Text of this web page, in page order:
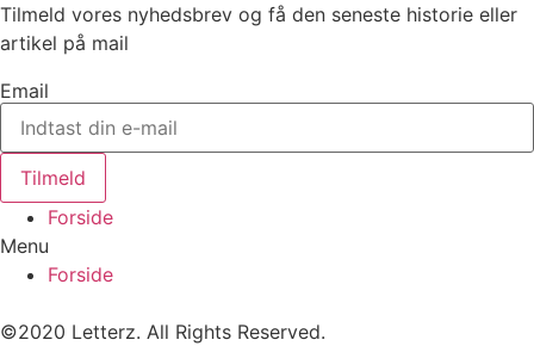
Tilmeld vores nyhedsbrev og få den seneste historie eller
artikel på mail
Email
Tilmeld
Forside
Menu
Forside
©2020 Letterz. All Rights Reserved.